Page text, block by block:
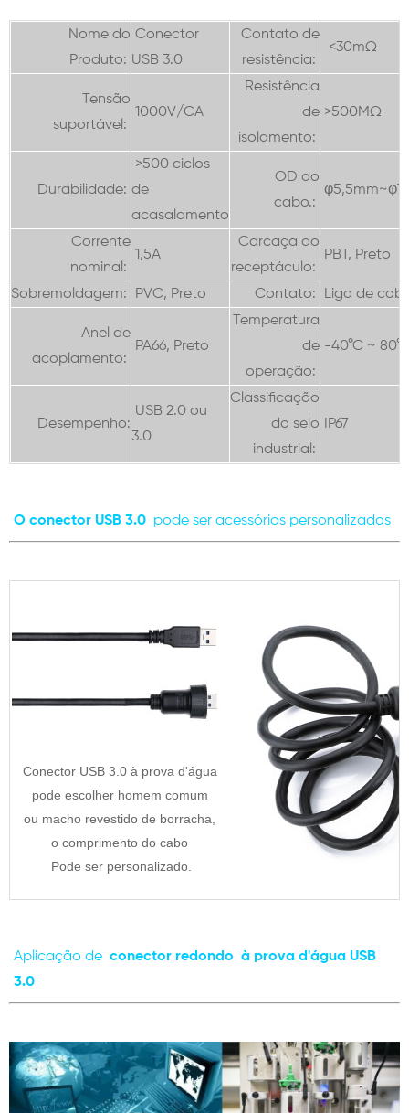
Nome do
Produto:
Conector
USB 3.0
Contato de
resistência:
<30mΩ
Tensão
suportável:
1000V/CA
Resistência
de
isolamento:
>500MΩ
Durabilidade:
>500 ciclos
de
acasalamento
OD do
cabo.:
Corrente
nominal:
1,5A
Carcaça do
receptáculo:
PBT, Preto
Sobremoldagem: PVC, Preto Contato: Liga de
Anel de
acoplamento:
PA66, Preto
Temperatura
de
operação:
-40°C ~
Desempenho:
USB 2.0 ou
3.0
Classificação
do selo
industrial:
IP67
O conector USB 3.0 pode ser acessórios personalizados
Conector USB 3.0 à prova d'água
pode escolher homem comum
ou macho revestido de borracha,
o comprimento do cabo
Pode ser personalizado.
Aplicação de conector redondo à prova d'água USB
3.0